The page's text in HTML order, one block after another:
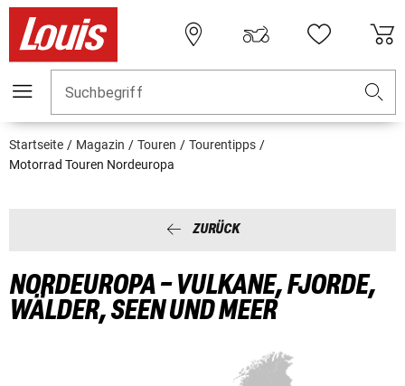
Suchbegriff
Startseite Magazin Touren
Tourentipps
Motorrad Touren Nordeuropa
ZURÜCK
NORDEUROPA – VULKANE, FJORDE,
WÄLDER, SEEN UND MEER